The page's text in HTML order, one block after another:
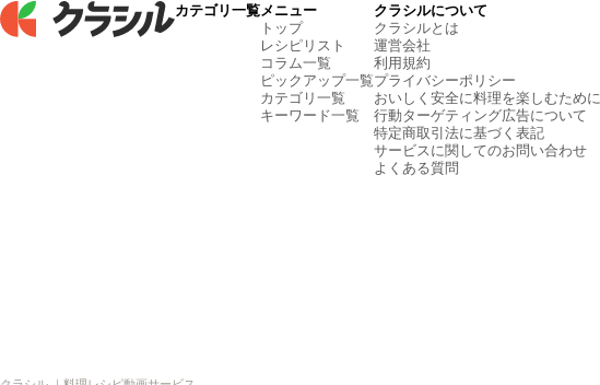
カテゴリ一覧メニュー
トップ
レシピリスト
コラム一覧
ピックアップ一覧
カテゴリ一覧
キーワード一覧
クラシルについて
クラシルとは
運営会社
利用規約
プライバシーポリシー
おいしく安全に料理を楽しむために
行動ターゲティング広告について
特定商取引法に基づく表記
サービスに関してのお問い合わせ
よくある質問